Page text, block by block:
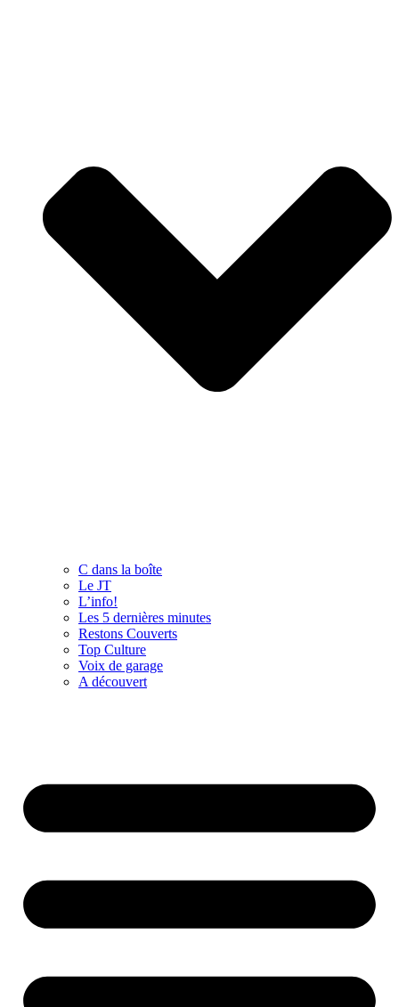
C dans la boîte
Le JT
L’info!
Les 5 dernières minutes
Restons Couverts
Top Culture
Voix de garage
A découvert